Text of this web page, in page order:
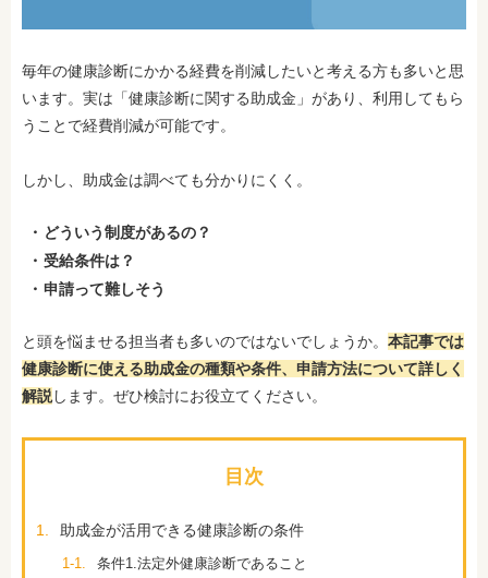
毎年の健康診断にかかる経費を削減したいと考える方も多いと思
います。実は「健康診断に関する助成金」があり、利用してもら
うことで経費削減が可能です。
しかし、助成金は調べても分かりにくく。
どういう制度があるの？
受給条件は？
申請って難しそう
と頭を悩ませる担当者も多いのではないでしょうか。 本記事では
健康診断に使える助成金の種類や条件、申請方法について詳しく
解説します。ぜひ検討にお役立てください。
目次
1. 助成金が活用できる健康診断の条件
1-1.
条件1.法定外健康診断であること